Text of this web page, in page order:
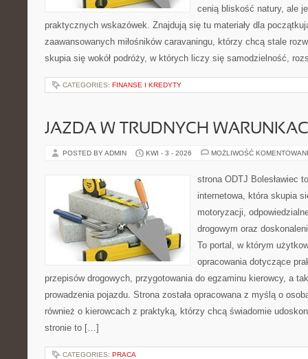
cenią bliskość natury, ale
praktycznych wskazówek. Znajdują się tu materiały dla
zaawansowanych miłośników caravaningu, którzy chcą stale
skupia się wokół podróży, w których liczy się samodzielność,
CATEGORIES: FINANSE I KREDYTY
JAZDA W TRUDNYCH
POSTED BY ADMIN KWI - 3 - 2026 MOŻLIWOŚĆ
strona ODTJ Bolesławiec
internetowa, która skupia
motoryzacji,
drogowym oraz
To portal, w którym
opracowania dotyczące
przepisów drogowych, przygotowania do egzaminu kierowcy, a
prowadzenia pojazdu. Strona została opracowana z myślą o
również o kierowcach z praktyką, którzy chcą świadomie
stronie to […]
CATEGORIES: PRACA